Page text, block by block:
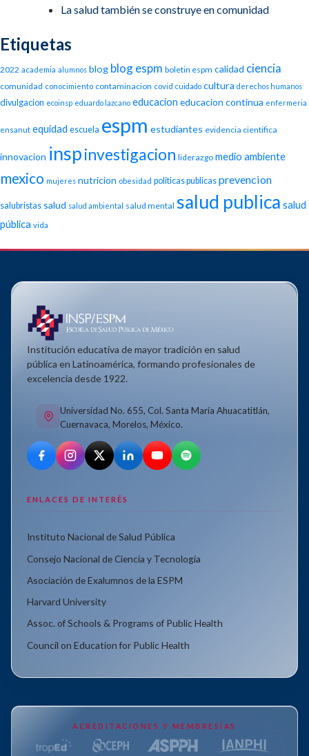
La salud también se construye en comunidad
Etiquetas
2022 academia alumnos blog blog espm boletin espm calidad ciencia
comunidad conocimiento contaminacion covid cuidado cultura derechos humanos
divulgacion ecoinsp eduardo lazcano educacion educacion continua enfermeria
ensanut equidad escuela espm estudiantes evidencia cientifica
innovacion inspinvestigacion liderazgo medio ambiente
mexico mujeres nutricion obesidad politicas publicas prevencion
salubristas salud salud ambiental salud mental salud publica salud
pública vida
Institución educativa de mayor tradición en salud
pública en Latinoamérica, formando profesionales de
excelencia desde 1922.
Universidad No. 655, Col. Santa María Ahuacatitlán,
Cuernavaca, Morelos, México.
ENLACES DE INTERÉS
Instituto Nacional de Salud Pública
Consejo Nacional de Ciencia y Tecnología
Asociación de Exalumnos de la ESPM
Harvard University
Assoc. of Schools & Programs of Public Health
Council on Education for Public Health
ACREDITACIONES Y MEMBRESÍAS